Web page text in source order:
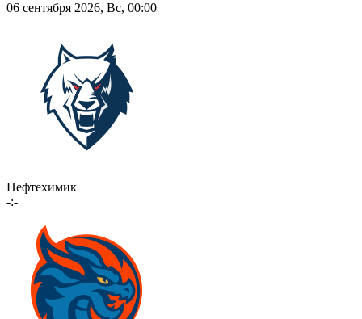
06 сентября 2026, Вс, 00:00
Нефтехимик
-:-